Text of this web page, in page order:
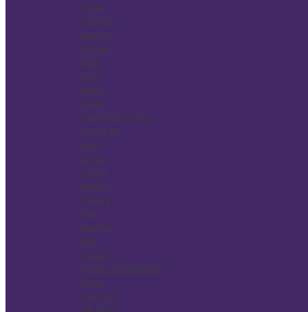
Jaguar
Jess Nail
Kapous
Kedake
KEEN
KEZY
Kiepe
Kukla
Laufwunder (SALU)
Let me be
Lisap
Londa
LUXOR
MAKart
Masura
Max
Metzger
Milv
Mizuka
MONÈ PROFESSIONAL
Moser
Nail Best
Nik nails